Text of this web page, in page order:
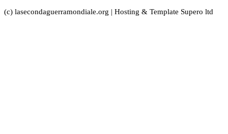
(c) lasecondaguerramondiale.org | Hosting & Template Supero ltd